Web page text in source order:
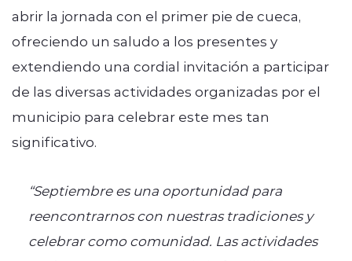
abrir la jornada con el primer pie de cueca,
ofreciendo un saludo a los presentes y
extendiendo una cordial invitación a participar
de las diversas actividades organizadas por el
municipio para celebrar este mes tan
significativo.
“Septiembre es una oportunidad para
reencontrarnos con nuestras tradiciones y
celebrar como comunidad. Las actividades